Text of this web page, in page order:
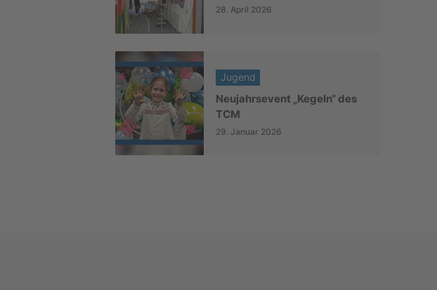
28. April 2026
Jugend
Neujahrsevent „Kegeln“ des
TCM
29. Januar 2026